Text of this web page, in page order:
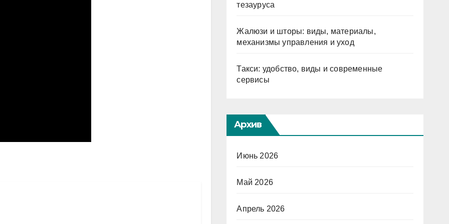
тезауруса
Жалюзи и шторы: виды, материалы,
механизмы управления и уход
Такси: удобство, виды и современные
сервисы
Архив
Июнь 2026
Май 2026
Апрель 2026